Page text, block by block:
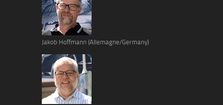
Jakob Hoffmann (Allemagne/Germany)